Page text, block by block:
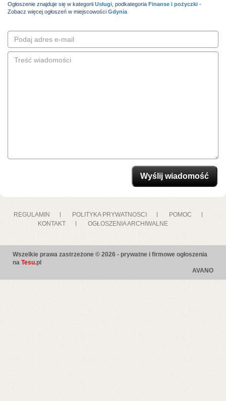
Ogłoszenie znajduje się w kategorii Usługi , podkategoria Finanse i pożyczki -
Zobacz więcej ogłoszeń w miejscowości Gdynia
REGULAMIN POLITYKA PRYWATNOSCI
POMOC
KONTAKT
OGŁOSZENIA ARCHIWALNE
Wszelkie prawa zastrzeżone © 2026 - prywatne i firmowe ogłoszenia
na Tesu.pl
AVANO